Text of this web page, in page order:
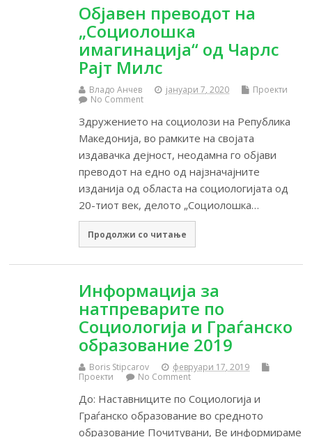
Објавен преводот на
„Социолошка
имагинација“ од Чарлс
Рајт Милс
Владо Анчев јануари 7, 2020
Проекти
No Comment
Здружението на социолози на Република
Македонија, во рамките на својата
издавачка дејност, неодамна го објави
преводот на едно од најзначајните
изданија од областа на социологијата од
20-тиот век, делото „Социолошка…
Продолжи со читање
Информација за
натпреварите по
Социологија и Граѓанско
образование 2019
Boris Stipcarov
февруари 17, 2019
Проекти
No Comment
До: Наставниците по Социологија и
Граѓанско образование во средното
образование Почитувани, Ве информираме